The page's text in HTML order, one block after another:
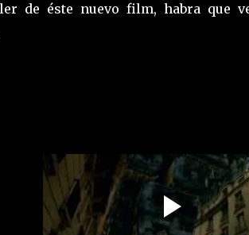
de éste nuevo film, habra que